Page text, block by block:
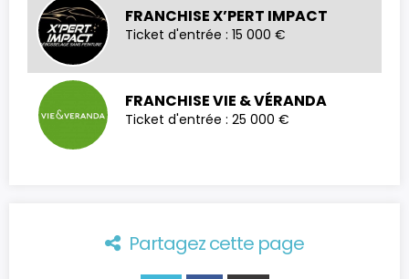
FRANCHISE X’PERT IMPACT
Ticket d'entrée : 15 000 €
FRANCHISE VIE & VÉRANDA
Ticket d'entrée : 25 000 €
Partagez cette page